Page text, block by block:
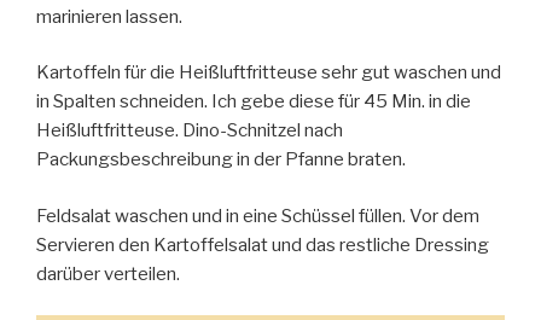
marinieren lassen.
Kartoffeln für die Heißluftfritteuse sehr gut waschen und
in Spalten schneiden. Ich gebe diese für 45 Min. in die
Heißluftfritteuse. Dino-Schnitzel nach
Packungsbeschreibung in der Pfanne braten.
Feldsalat waschen und in eine Schüssel füllen. Vor dem
Servieren den Kartoffelsalat und das restliche Dressing
darüber verteilen.